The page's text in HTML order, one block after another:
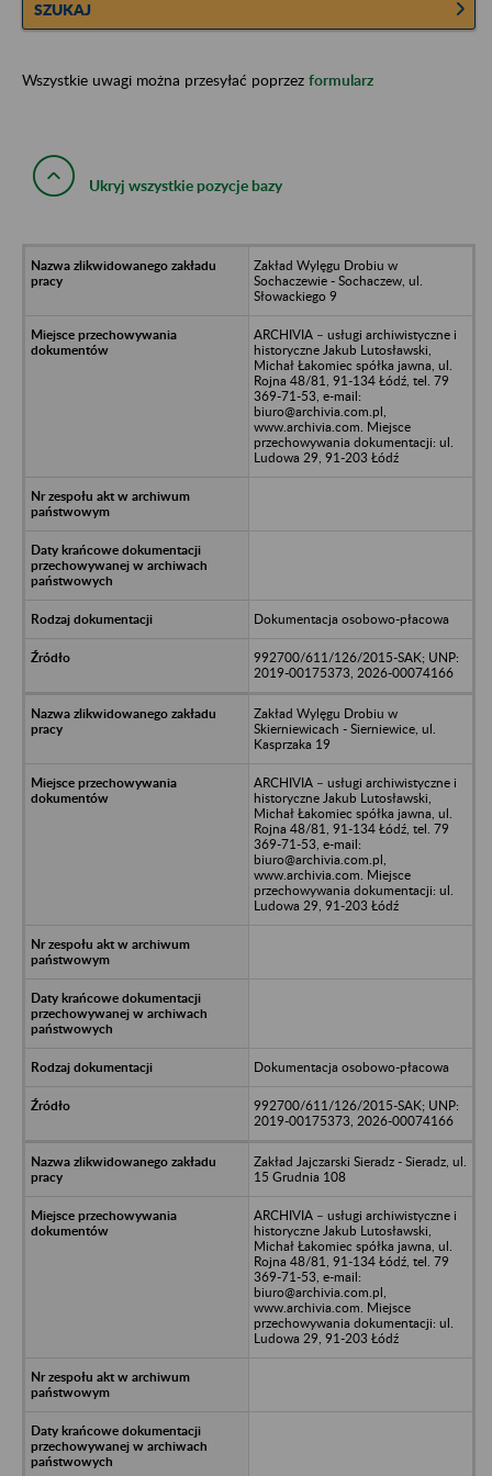
SZUKAJ
Wszystkie uwagi można przesyłać poprzez formularz
Ukryj wszystkie pozycje bazy
Zakład Wylęgu Drobiu w
Sochaczewie - Sochaczew, ul.
Słowackiego 9
ARCHIVIA – usługi archiwistyczne i
historyczne Jakub Lutosławski,
Michał Łakomiec spółka jawna, ul.
Rojna 48/81, 91-134 Łódź, tel. 79
369-71-53, e-mail:
biuro@archivia.com.pl,
www.archivia.com. Miejsce
przechowywania dokumentacji: ul.
Ludowa 29, 91-203 Łódź
Dokumentacja osobowo-płacowa
992700/611/126/2015-SAK; UNP:
2019-00175373, 2026-00074166
Zakład Wylęgu Drobiu w
Skierniewicach - Sierniewice, ul.
Kasprzaka 19
ARCHIVIA – usługi archiwistyczne i
historyczne Jakub Lutosławski,
Michał Łakomiec spółka jawna, ul.
Rojna 48/81, 91-134 Łódź, tel. 79
369-71-53, e-mail:
biuro@archivia.com.pl,
www.archivia.com. Miejsce
przechowywania dokumentacji: ul.
Ludowa 29, 91-203 Łódź
Dokumentacja osobowo-płacowa
992700/611/126/2015-SAK; UNP:
2019-00175373, 2026-00074166
Zakład Jajczarski Sieradz - Sieradz, ul.
15 Grudnia 108
ARCHIVIA – usługi archiwistyczne i
historyczne Jakub Lutosławski,
Michał Łakomiec spółka jawna, ul.
Rojna 48/81, 91-134 Łódź, tel. 79
369-71-53, e-mail:
biuro@archivia.com.pl,
www.archivia.com. Miejsce
przechowywania dokumentacji: ul.
Ludowa 29, 91-203 Łódź